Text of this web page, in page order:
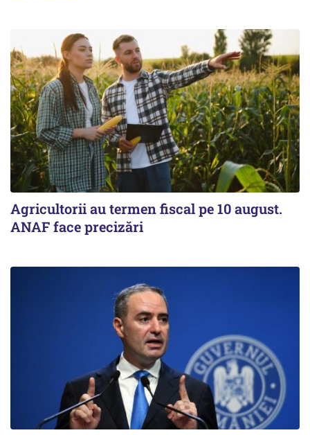
Agricultorii au termen fiscal pe 10 august.
ANAF face precizări